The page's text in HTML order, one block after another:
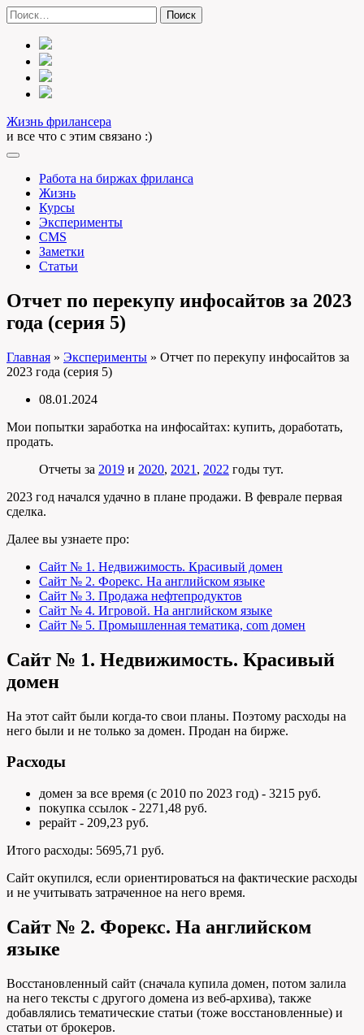
Skip
to
content
Найти:
Жизнь фрилансера
и все что с этим связано :)
Работа на биржах фриланса
Жизнь
Курсы
Эксперименты
CMS
Заметки
Статьи
Отчет по перекупу инфосайтов за 2023
года (серия 5)
Главная » Эксперименты » Отчет по перекупу инфосайтов за
2023 года (серия 5)
08.01.2024
Мои попытки заработка на инфосайтах: купить, доработать,
продать.
Отчеты за 2019 и 2020, 2021 , 2022 годы тут.
2023 год начался удачно в плане продажи. В феврале первая
сделка.
Далее вы узнаете про:
Сайт № 1. Недвижимость. Красивый домен
Сайт № 2. Форекс. На английском языке
Сайт № 3. Продажа нефтепродуктов
Сайт № 4. Игровой. На английском языке
Сайт № 5. Промышленная тематика, com домен
Сайт № 1. Недвижимость. Красивый
домен
На этот сайт были когда-то свои планы. Поэтому расходы на
него были и не только за домен. Продан на бирже.
Расходы
домен за все время (с 2010 по 2023 год) - 3215 руб.
покупка ссылок - 2271,48 руб.
рерайт - 209,23 руб.
Итого расходы: 5695,71 руб.
Сайт окупился, если ориентироваться на фактические расходы
и не учитывать затраченное на него время.
Сайт № 2. Форекс. На английском
языке
Восстановленный сайт (сначала купила домен, потом залила
на него тексты с другого домена из веб-архива), также
добавлялись тематические статьи (тоже восстановленные) и
статьи от брокеров.